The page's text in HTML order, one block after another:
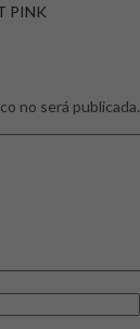
PINK
no será publicada.